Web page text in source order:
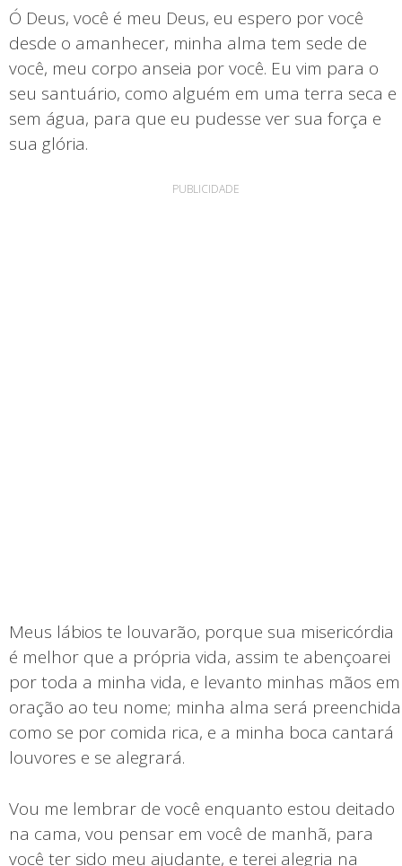
Ó Deus, você é meu Deus, eu espero por você
desde o amanhecer, minha alma tem sede de
você, meu corpo anseia por você. Eu vim para o
seu santuário, como alguém em uma terra seca e
sem água, para que eu pudesse ver sua força e
sua glória.
PUBLICIDADE
Meus lábios te louvarão, porque sua misericórdia
é melhor que a própria vida, assim te abençoarei
por toda a minha vida, e levanto minhas mãos em
oração ao teu nome; minha alma será preenchida
como se por comida rica, e a minha boca cantará
louvores e se alegrará.
Vou me lembrar de você enquanto estou deitado
na cama, vou pensar em você de manhã, para
você ter sido meu ajudante, e terei alegria na